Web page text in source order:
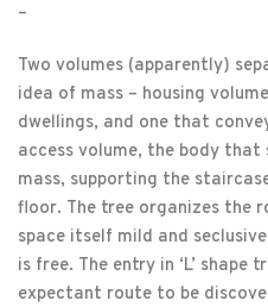
–
Two volumes (apparently)
idea of mass – housing
dwellings, and one that
access volume, the body
mass, supporting the
floor. The tree organizes the
space itself mild and
is free. The entry in ‘L’
expectant route to be